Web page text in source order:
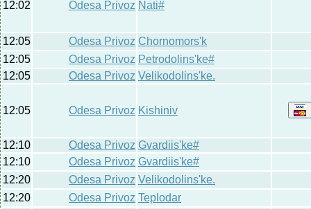
12:02 Odesa Privoz Nati#
12:05 Odesa Privoz Chornomors'k
12:05
Odesa Privoz Petrodolins'ke#
12:05
Odesa Privoz Velikodolins'ke.
12:05 Odesa Privoz Kishiniv
12:10 Odesa Privoz Gvardiis'ke#
12:10
Odesa Privoz Gvardiis'ke#
12:20
Odesa Privoz Velikodolins'ke.
12:20
Odesa Privoz Teplodar